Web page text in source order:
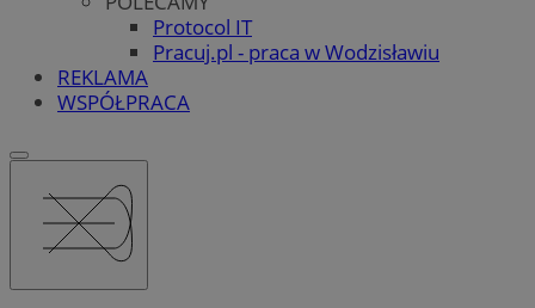
Protocol IT
Pracuj.pl - praca w Wodzisławiu
REKLAMA
WSPÓŁPRACA